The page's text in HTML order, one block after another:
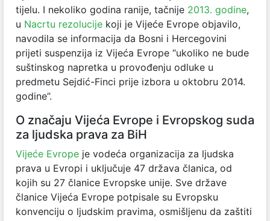
tijelu. I nekoliko godina ranije, tačnije 2013. godine,
u Nacrtu rezolucije koji je Vijeće Evrope objavilo,
navodila se informacija da Bosni i Hercegovini
prijeti suspenzija iz Vijeća Evrope “ukoliko ne bude
suštinskog napretka u provođenju odluke u
predmetu Sejdić-Finci prije izbora u oktobru 2014.
godine”.
O značaju Vijeća Evrope i Evropskog suda
za ljudska prava za BiH
Vijeće Evrope je vodeća organizacija za ljudska
prava u Evropi i uključuje 47 država članica, od
kojih su 27 članice Evropske unije. Sve države
članice Vijeća Evrope potpisale su Evropsku
konvenciju o ljudskim pravima, osmišljenu da zaštiti